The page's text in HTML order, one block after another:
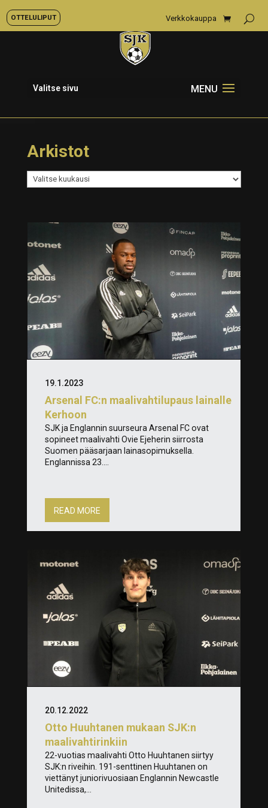
OTTELULIPUT Verkkokauppa
Valitse sivu
Arkistot
Arkistot
Arsenal FC:n maalivahtilupaus lainalle
Kerhoon
19.1.2023
SJK ja Englannin suurseura Arsenal FC ovat
sopineet maalivahti Ovie Ejeherin siirrosta
Suomen pääsarjaan lainasopimuksella.
Englannissa 23....
READ MORE
Otto Huuhtanen mukaan SJK:n
maalivahtirinkiin
20.12.2022
22-vuotias maalivahti Otto Huuhtanen siirtyy
SJK:n riveihin. 191-senttinen Huuhtanen on
viettänyt juniorivuosiaan Englannin Newcastle
Unitedissa,...